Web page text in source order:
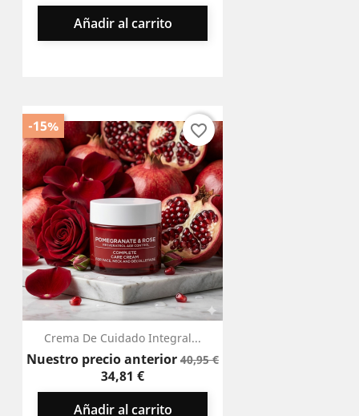
Añadir al carrito
Crema De Cuidado Integral...
Nuestro precio anteriorPrecio
40,95 €Precio
34,81 €
Añadir al carrito
-15% favorite_border